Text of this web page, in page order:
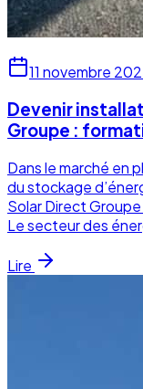
11 novembre
Devenir
Groupe :
Dans le marché en
du stockage
Solar Direct
Le secteur des
Lire